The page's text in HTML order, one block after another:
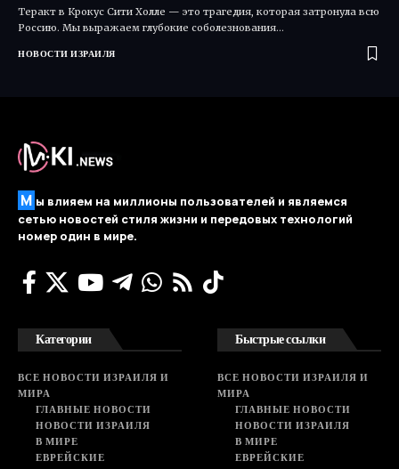
Теракт в Крокус Сити Холле — это трагедия, которая затронула всю
Россию. Мы выражаем глубокие соболезнования…
НОВОСТИ ИЗРАИЛЯ
М ы влияем на миллионы пользователей и являемся
сетью новостей стиля жизни и передовых технологий
номер один в мире.
Категории
ВСЕ НОВОСТИ ИЗРАИЛЯ И
МИРА
ГЛАВНЫЕ НОВОСТИ
НОВОСТИ ИЗРАИЛЯ
В МИРЕ
ЕВРЕЙСКИЕ
Быстрые ссылки
ВСЕ НОВОСТИ ИЗРАИЛЯ И
МИРА
ГЛАВНЫЕ НОВОСТИ
НОВОСТИ ИЗРАИЛЯ
В МИРЕ
ЕВРЕЙСКИЕ